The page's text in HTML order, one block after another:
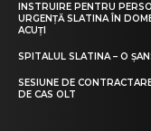
INSTRUIRE PENTRU
URGENȚĂ SLATINA ÎN
ACUȚI
SPITALUL SLATINA – O
SESIUNE DE
DE CAS OLT